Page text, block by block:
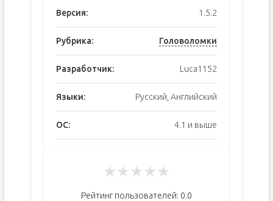
Версия: 1.5.2
Рубрика: Головоломки
Разработчик: Luca1152
Языки: Русский, Английский
ОС: 4.1 и выше
★★★★★
Рейтинг пользователей: 0.0